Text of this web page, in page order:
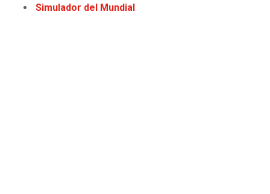
EAGLES
SUNSSimulador del Mundial